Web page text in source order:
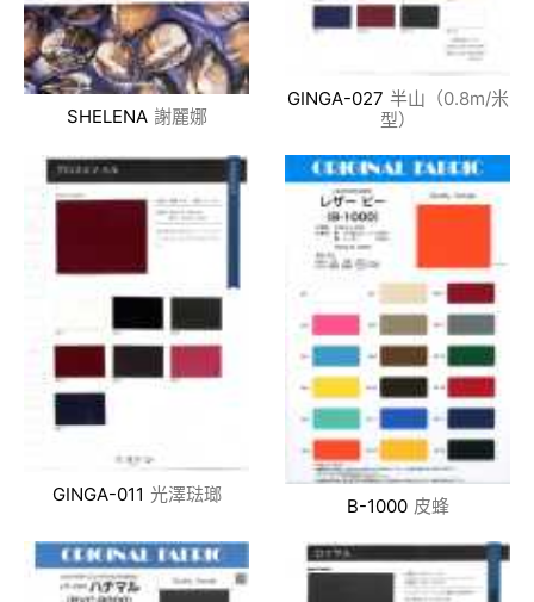
SHELENA 謝麗娜
GINGA-027 半山（0.8m/米
型）
GINGA-011 光澤琺瑯 B-1000 皮蜂